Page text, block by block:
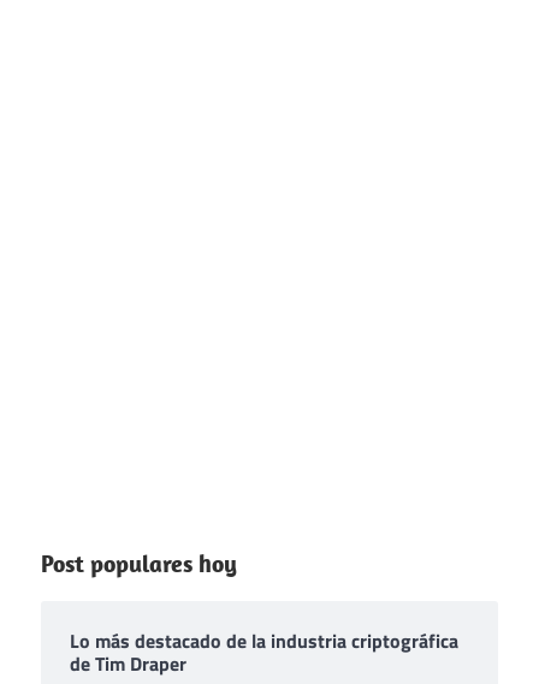
Post populares hoy
Lo más destacado de la industria criptográfica
de Tim Draper